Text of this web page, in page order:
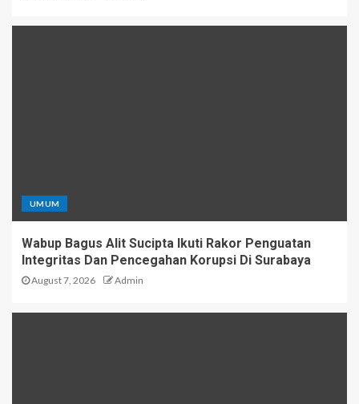
UMUM
Wabup Bagus Alit Sucipta Ikuti Rakor Penguatan
Integritas Dan Pencegahan Korupsi Di Surabaya
August 7, 2026 Admin